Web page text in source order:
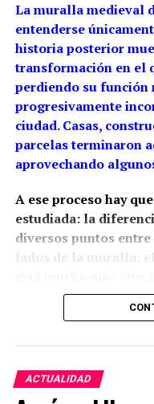
La muralla medieval
entenderse
historia posterior
transformación en el
perdiendo su función
progresivamente
ciudad. Casas,
parcelas terminaron
aprovechando
A ese proceso hay
estudiada: la
diversos puntos
lados de la muralla:
Constitución.La
esta relación con el
rellenos,
ACTUALIDAD